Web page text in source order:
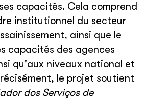
capacités. Cela comprend
institutionnel du secteur
ainsi que le
capacités des agences
qu'aux niveaux national et
le projet soutient
dos Serviços de